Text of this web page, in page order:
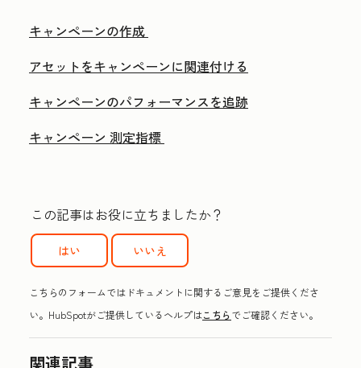
キャンペーンの作成
アセットをキャンペーンに関連付ける
キャンペーンのパフォーマンスを追跡
キャンペーン 測定指標
この記事はお役に立ちましたか？
はい いいえ
こちらのフォームではドキュメントに関するご意見をご提供くださ
い。HubSpotがご提供しているヘルプはこちらでご確認ください。
関連記事